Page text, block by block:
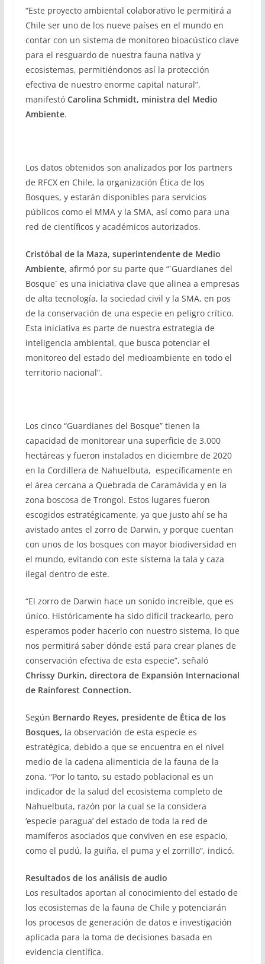
“Este proyecto ambiental colaborativo le permitirá a
Chile ser uno de los nueve países en el mundo en
contar con un sistema de monitoreo bioacústico clave
para el resguardo de nuestra fauna nativa y
ecosistemas, permitiéndonos así la protección
efectiva de nuestro enorme capital natural”,
manifestó Carolina Schmidt, ministra del Medio
Ambiente.
Los datos obtenidos son analizados por los partners
de RFCX en Chile, la organización Ética de los
Bosques, y estarán disponibles para servicios
públicos como el MMA y la SMA, así como para una
red de científicos y académicos autorizados.
Cristóbal de la Maza, superintendente de Medio
Ambiente, afirmó por su parte que “´Guardianes del
Bosque´ es una iniciativa clave que alinea a empresas
de alta tecnología, la sociedad civil y la SMA, en pos
de la conservación de una especie en peligro crítico.
Esta iniciativa es parte de nuestra estrategia de
inteligencia ambiental, que busca potenciar el
monitoreo del estado del medioambiente en todo el
territorio nacional”.
Los cinco “Guardianes del Bosque” tienen la
capacidad de monitorear una superficie de 3.000
hectáreas y fueron instalados en diciembre de 2020
en la Cordillera de Nahuelbuta, específicamente en
el área cercana a Quebrada de Caramávida y en la
zona boscosa de Trongol. Estos lugares fueron
escogidos estratégicamente, ya que justo ahí se ha
avistado antes el zorro de Darwin, y porque cuentan
con unos de los bosques con mayor biodiversidad en
el mundo, evitando con este sistema la tala y caza
ilegal dentro de este.
“El zorro de Darwin hace un sonido increíble, que es
único. Históricamente ha sido difícil trackearlo, pero
esperamos poder hacerlo con nuestro sistema, lo que
nos permitirá saber dónde está para crear planes de
conservación efectiva de esta especie”, señaló
Chrissy Durkin, directora de Expansión Internacional
de Rainforest Connection.
Según Bernardo Reyes, presidente de Ética de los
Bosques, la observación de esta especie es
estratégica, debido a que se encuentra en el nivel
medio de la cadena alimenticia de la fauna de la
zona. “Por lo tanto, su estado poblacional es un
indicador de la salud del ecosistema completo de
Nahuelbuta, razón por la cual se la considera
‘especie paragua’ del estado de toda la red de
mamíferos asociados que conviven en ese espacio,
como el pudú, la guiña, el puma y el zorrillo”, indicó.
Resultados de los análisis de audio
Los resultados aportan al conocimiento del estado de
los ecosistemas de la fauna de Chile y potenciarán
los procesos de generación de datos e investigación
aplicada para la toma de decisiones basada en
evidencia científica.